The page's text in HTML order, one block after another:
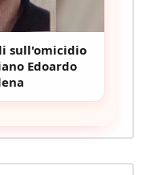
sull'omicidio
Edoardo